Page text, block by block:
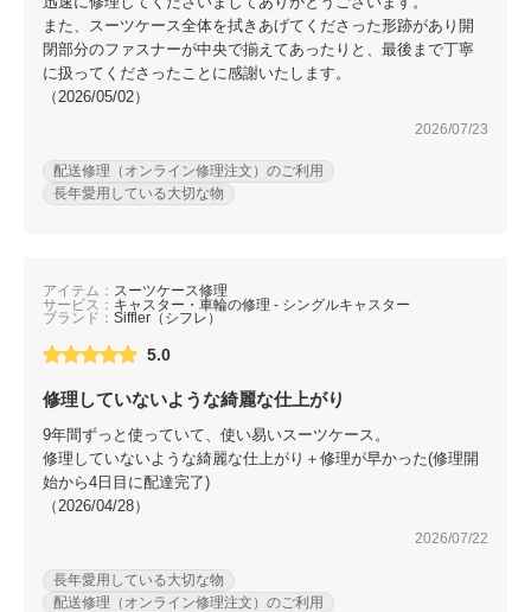
また、スーツケース全体を拭きあげてくださった形跡があり開
閉部分のファスナーが中央で揃えてあったりと、最後まで丁寧
に扱ってくださったことに感謝いたします。
（2026/05/02）
2026/07/23
配送修理（オンライン修理注文）のご利用
長年愛用している大切な物
アイテム： スーツケース修理
サービス： キャスター・車輪の修理 - シングルキャスター
ブランド： Siffler（シフレ）
5.0
修理していないような綺麗な仕上がり
9年間ずっと使っていて、使い易いスーツケース。
修理していないような綺麗な仕上がり＋修理が早かった(修理開
始から4日目に配達完了)
（2026/04/28）
2026/07/22
長年愛用している大切な物
配送修理（オンライン修理注文）のご利用